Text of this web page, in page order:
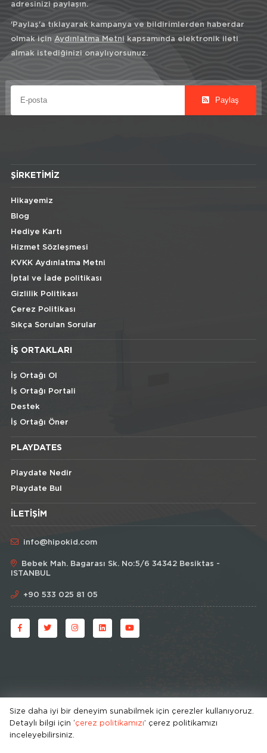
adresinizi paylaşın.
'Paylaş'a tıklayarak kampanya ve bildirimlerden haberdar
olmak için Aydınlatma Metni kapsamında elektronik ileti
almak istediğinizi onaylıyorsunuz.
Paylaş
ŞIRKETIMIZ
Hikayemiz
Blog
Hediye Kartı
Hizmet Sözleşmesi
KVKK Aydınlatma Metni
İptal ve İade politikası
Gizlilik Politikası
Çerez Politikası
Sıkça Sorulan Sorular
İŞ ORTAKLARI
İş Ortağı Ol
İş Ortağı Portali
Destek
İş Ortağı Öner
PLAYDATES
Playdate Nedir
Playdate Bul
İLETIŞIM
info@hipokid.com
Bebek Mah. Bagarası Sk. No:5/6 34342 Besiktas -
ISTANBUL
+90 533 025 81 05
© HipoKid 2026 . All rights reserved.
Developed by
Size daha iyi bir deneyim sunabilmek için çerezler kullanıyoruz.
Detaylı bilgi için ‘çerez politikamızı’ çerez politikamızı
inceleyebilirsiniz.